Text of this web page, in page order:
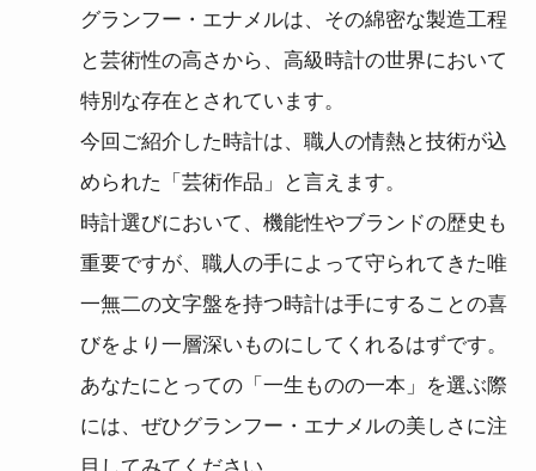
グランフー・エナメルは、その綿密な製造工程
と芸術性の高さから、高級時計の世界において
特別な存在とされています。
今回ご紹介した時計は、職人の情熱と技術が込
められた「芸術作品」と言えます。
時計選びにおいて、機能性やブランドの歴史も
重要ですが、職人の手によって守られてきた唯
一無二の文字盤を持つ時計は手にすることの喜
びをより一層深いものにしてくれるはずです。
あなたにとっての「一生ものの一本」を選ぶ際
には、ぜひグランフー・エナメルの美しさに注